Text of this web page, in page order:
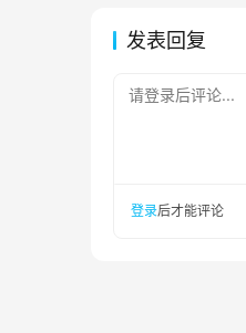
发表回复
请登录后评论...
登录后才能评论